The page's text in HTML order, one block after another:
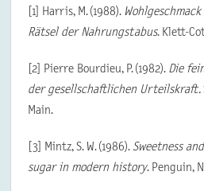
[1] Harris, M. (1988).
Rätsel der Nahrungstabus. Klett-
[2] Pierre Bourdieu, P. (1982). Die
der gesellschaftlichen Urteilskraft.
Main.
[3] Mintz, S. W. (1986). Sweetness
sugar in modern history. Penguin,